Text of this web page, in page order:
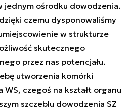
jednym ośrodku dowodzenia.
czemu dysponowaliśmy
w strukturze
skutecznego
przez nas potencjału.
utworzenia komórki
WS, czegoś na kształt organu
szczeblu dowodzenia SZ